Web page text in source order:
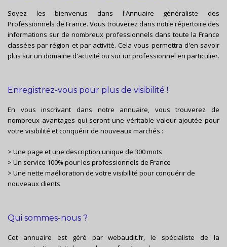
Soyez les bienvenus dans l'Annuaire généraliste des
Professionnels de France. Vous trouverez dans notre répertoire des
informations sur de nombreux professionnels dans toute la France
classées par région et par activité. Cela vous permettra d'en savoir
plus sur un domaine d'activité ou sur un professionnel en particulier.
Enregistrez-vous pour plus de visibilité !
En vous inscrivant dans notre annuaire, vous trouverez de
nombreux avantages qui seront une véritable valeur ajoutée pour
votre visibilité et conquérir de nouveaux marchés :
> Une page et une description unique de 300 mots
> Un service 100% pour les professionnels de France
> Une nette maélioration de votre visibilité pour conquérir de
nouveaux clients
Qui sommes-nous ?
Cet annuaire est géré parwebaudit.fr, le spécialiste de la